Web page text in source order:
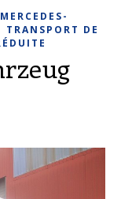
MERCEDES-
TRANSPORT DE